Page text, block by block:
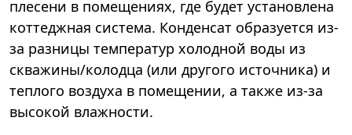
плесени в помещениях, где будет установлена
коттеджная система. Конденсат образуется из-
за разницы температур холодной воды из
скважины/колодца (или другого источника) и
теплого воздуха в помещении, а также из-за
высокой влажности.